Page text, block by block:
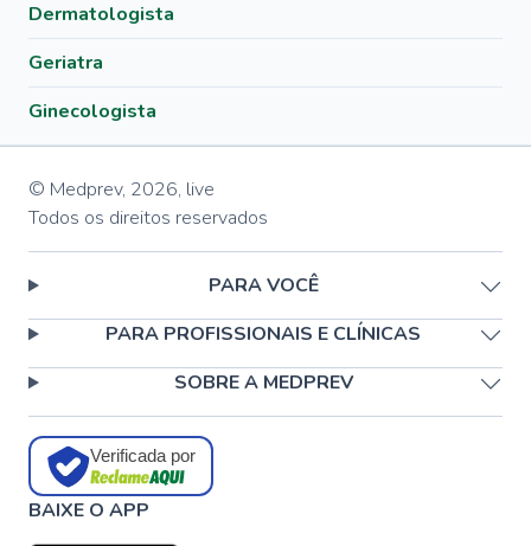
Dermatologista
Geriatra
Ginecologista
© Medprev, 2026, live
Todos os direitos reservados
PARA VOCÊ
PARA PROFISSIONAIS E CLÍNICAS
SOBRE A MEDPREV
Verificada por
BAIXE O APP